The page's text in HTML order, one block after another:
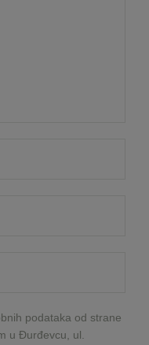
podataka od strane
u Đurđevcu, ul.